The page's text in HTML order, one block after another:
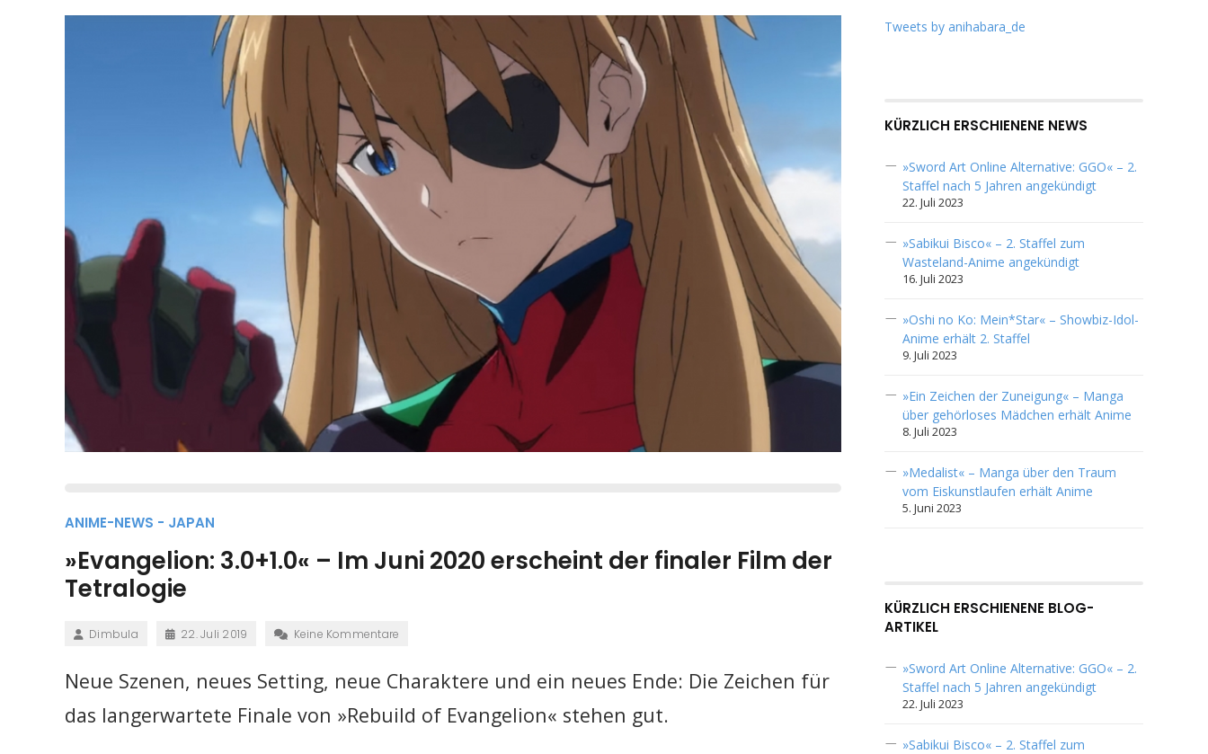
ANIME-NEWS - JAPAN
»Evangelion: 3.0+1.0« – Im Juni 2020 erscheint der finaler Film der
Tetralogie
Dimbula 22. Juli 2019 Keine Kommentare
Neue Szenen, neues Setting, neue Charaktere und ein neues Ende: Die Zeichen für
das langerwartete Finale von »Rebuild of Evangelion« stehen gut.
Tweets by anihabara_de
KÜRZLICH ERSCHIENENE NEWS
»Sword Art Online Alternative: GGO« – 2.
Staffel nach 5 Jahren angekündigt
22. Juli 2023
»Sabikui Bisco« – 2. Staffel zum
Wasteland-Anime angekündigt
16. Juli 2023
»Oshi no Ko: Mein*Star« – Showbiz-Idol-
Anime erhält 2. Staffel
9. Juli 2023
»Ein Zeichen der Zuneigung« – Manga
über gehörloses Mädchen erhält Anime
8. Juli 2023
»Medalist« – Manga über den Traum
vom Eiskunstlaufen erhält Anime
5. Juni 2023
KÜRZLICH ERSCHIENENE BLOG-
ARTIKEL
»Sword Art Online Alternative: GGO« – 2.
Staffel nach 5 Jahren angekündigt
22. Juli 2023
»Sabikui Bisco« – 2. Staffel zum